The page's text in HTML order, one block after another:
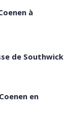
à
de Southwick
en